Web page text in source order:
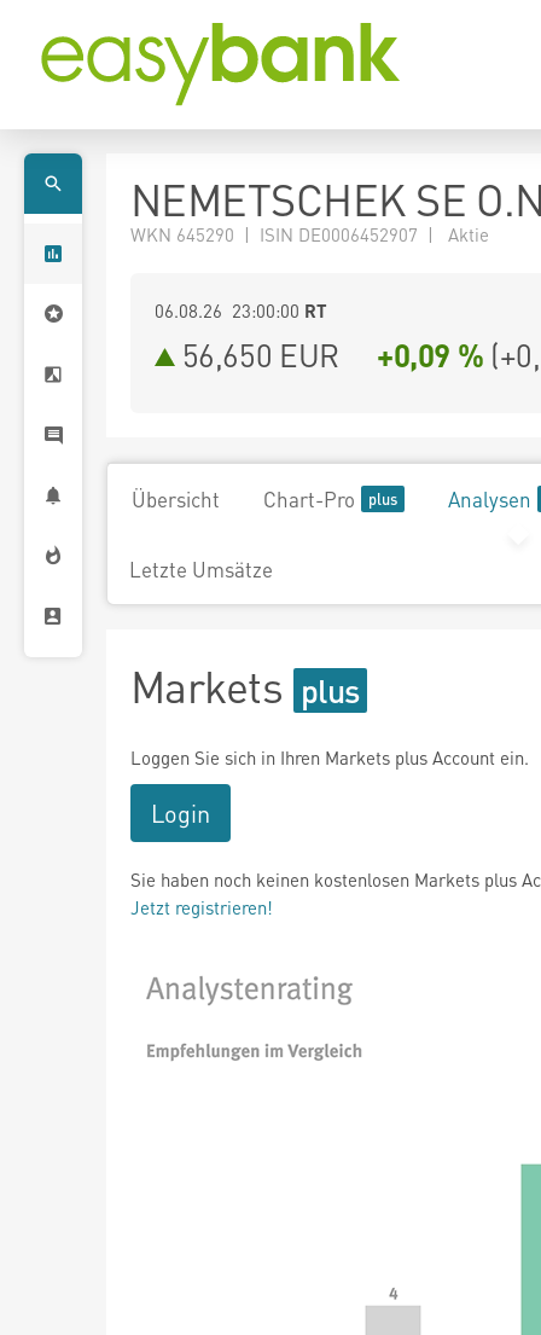
NEMETSCHEK SE
WKN 645290 | ISIN DE0006452907 | Aktie
06.08.26 23:00:00 RT
56,650 EUR +0,09 % (
Übersicht Chart-Pro Analysen
Letzte Umsätze
Markets
Loggen Sie sich in Ihren Markets plus Account ein.
Login
Sie haben noch keinen kostenlosen Markets plus
Jetzt registrieren!